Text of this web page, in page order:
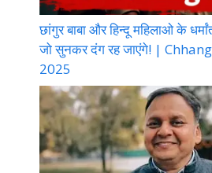
छांगुर बाबा और हिन्दू महिलाओ के
जो सुनकर दंग रह जाएंगे! |
2025